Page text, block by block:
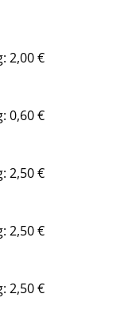
2,00 €
0,60 €
2,50 €
2,50 €
2,50 €